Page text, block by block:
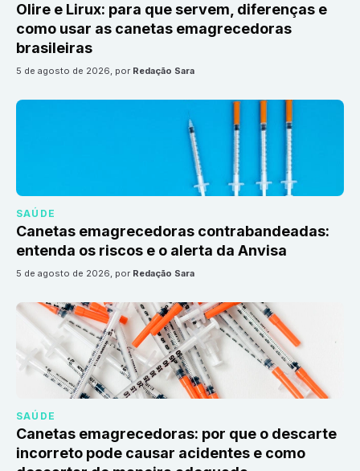
Olire e Lirux: para que servem, diferenças e
como usar as canetas emagrecedoras
brasileiras
5 de agosto de 2026, por Redação Sara
SAÚDE
Canetas emagrecedoras contrabandeadas:
entenda os riscos e o alerta da Anvisa
5 de agosto de 2026, por Redação Sara
SAÚDE
Canetas emagrecedoras: por que o descarte
incorreto pode causar acidentes e como